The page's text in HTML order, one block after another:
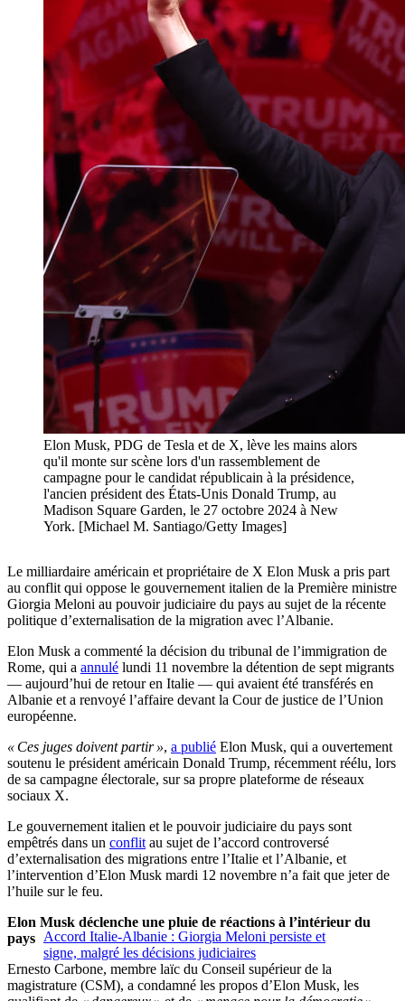
Elon Musk, PDG de Tesla et de X, lève les mains alors
qu'il monte sur scène lors d'un rassemblement de
campagne pour le candidat républicain à la présidence,
l'ancien président des États-Unis Donald Trump, au
Madison Square Garden, le 27 octobre 2024 à New
York. [Michael M. Santiago/Getty Images]
Le milliardaire américain et propriétaire de X Elon Musk a pris part
au conflit qui oppose le gouvernement italien de la Première ministre
Giorgia Meloni au pouvoir judiciaire du pays au sujet de la récente
politique d’externalisation de la migration avec l’Albanie.
Elon Musk a commenté la décision du tribunal de l’immigration de
Rome, qui a annulé lundi 11 novembre la détention de sept migrants
— aujourd’hui de retour en Italie — qui avaient été transférés en
Albanie et a renvoyé l’affaire devant la Cour de justice de l’Union
européenne.
« Ces juges doivent partir », a publié Elon Musk, qui a ouvertement
soutenu le président américain Donald Trump, récemment réélu, lors
de sa campagne électorale, sur sa propre plateforme de réseaux
sociaux X.
Le gouvernement italien et le pouvoir judiciaire du pays sont
empêtrés dans un conflit au sujet de l’accord controversé
d’externalisation des migrations entre l’Italie et l’Albanie, et
l’intervention d’Elon Musk mardi 12 novembre n’a fait que jeter de
l’huile sur le feu.
Accord Italie-Albanie : Giorgia Meloni persiste et
signe, malgré les décisions judiciaires
Elon Musk déclenche une pluie de réactions à l’intérieur du
pays
Ernesto Carbone, membre laïc du Conseil supérieur de la
magistrature (CSM), a condamné les propos d’Elon Musk, les